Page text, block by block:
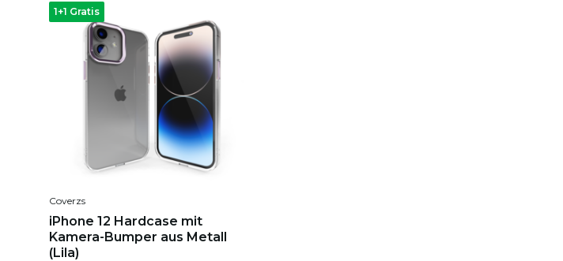
1+1 Gratis
Coverzs
iPhone 12 Hardcase mit
Kamera-Bumper aus Metall
(Lila)